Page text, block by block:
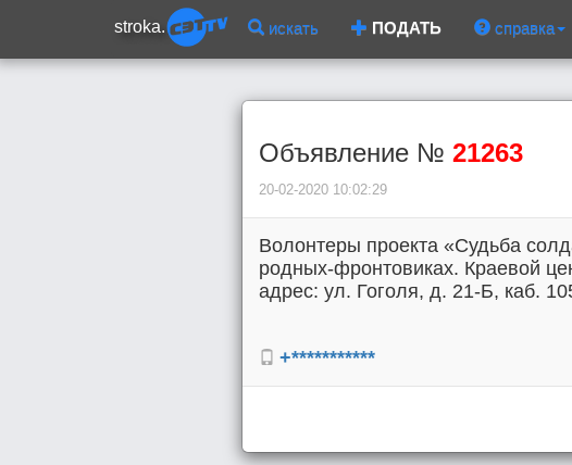
stroka. искать ПОДАТЬ справка
Объявление № 21263
20-02-2020 10:02:29
Волонтеры проекта «Судьба
родных-фронтовиках. Краевой
адрес: ул. Гоголя, д. 21-Б, каб.
+***********